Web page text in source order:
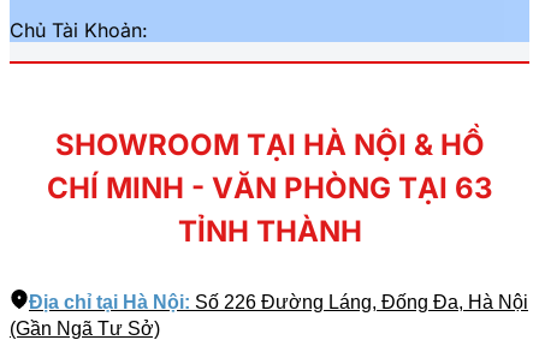
Chủ Tài Khoản:
SHOWROOM TẠI HÀ NỘI & HỒ
CHÍ MINH - VĂN PHÒNG TẠI 63
TỈNH THÀNH
Địa chỉ tại Hà Nội: Số 226 Đường Láng, Đống Đa, Hà Nội
(Gần Ngã Tư Sở)